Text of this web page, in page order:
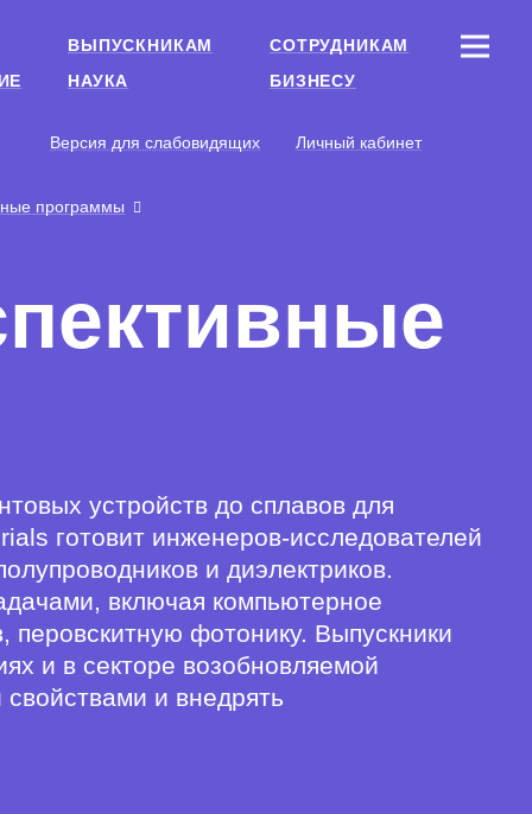
ВЫПУСКНИКАМ
СОТРУДНИКАМ
НАУКА БИЗНЕСУ
Версия для слабовидящих Личный кабинет
программы
устройств до сплавов для
готовит инженеров-исследователей
и диэлектриков.
включая компьютерное
фотонику. Выпускники
и в секторе возобновляемой
и внедрять